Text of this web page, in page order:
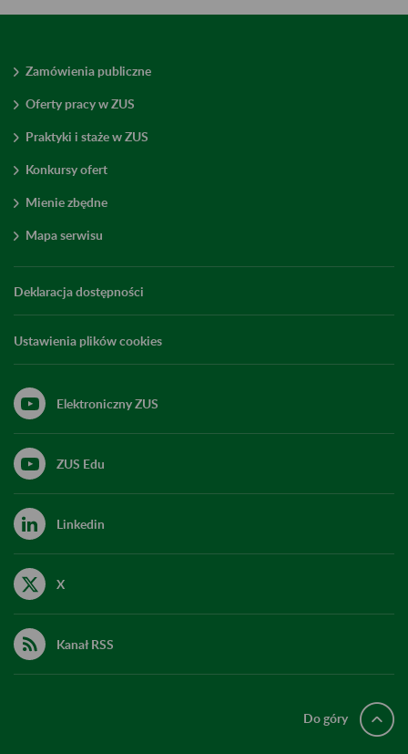
Zamówienia publiczne
Oferty pracy w ZUS
Praktyki i staże w ZUS
Konkursy ofert
Mienie zbędne
Mapa serwisu
Deklaracja dostępności
Ustawienia plików cookies
Elektroniczny ZUS
ZUS Edu
Linkedin
X
Kanał RSS
Do góry